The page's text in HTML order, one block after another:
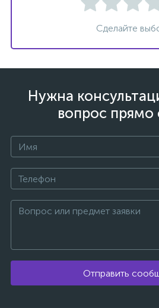
Сделайте
Нужна
вопрос прямо
Отправить